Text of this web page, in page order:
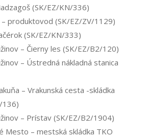
(SK/EZ/KN/336)
– produktovod (SK/EZ/ZV/1129)
(SK/EZ/KN/333)
– Čierny les (SK/EZ/B2/120)
– Ústredná nákladná stanica
– Vrakunská cesta -skládka
136)
– Prístav (SK/EZ/B2/1904)
Mesto – mestská skládka TKO